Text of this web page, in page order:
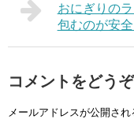
おにぎりの
包むのが安全
コメントをどうぞ
メールアドレスが公開され